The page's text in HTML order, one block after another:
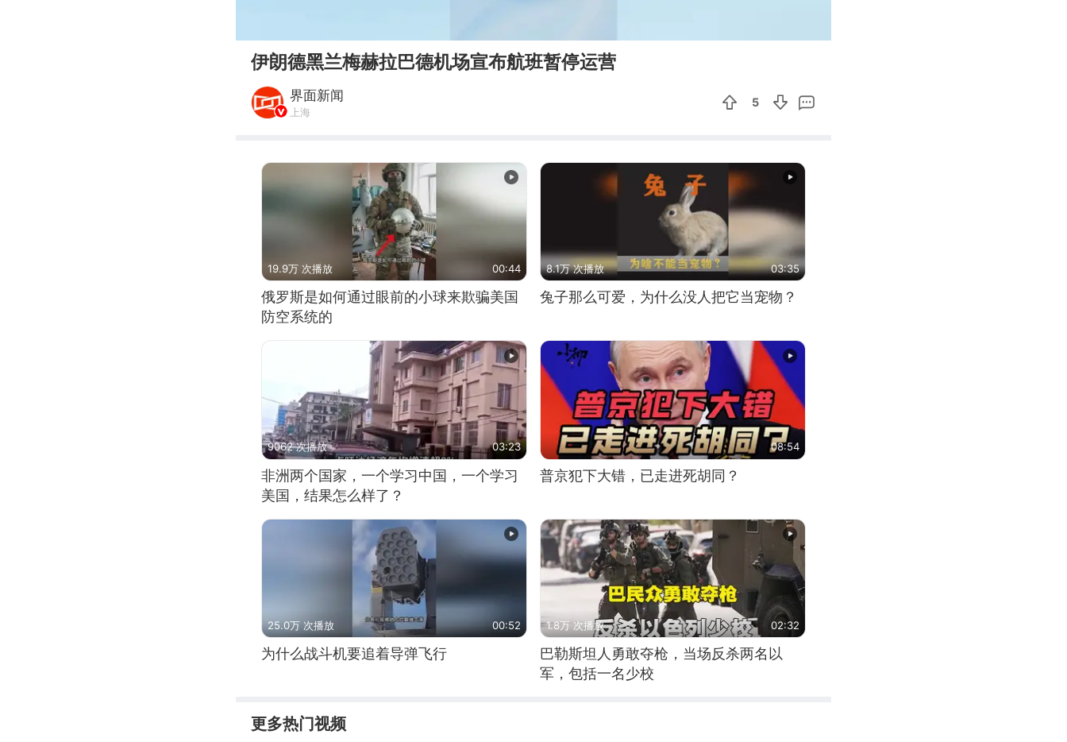
伊朗德黑兰梅赫拉巴德机场宣布航班暂停运营
界面新闻
上海
5
19.9万 次播放 00:44
俄罗斯是如何通过眼前的小球来欺骗美国
防空系统的
8.1万 次播放 03:35
兔子那么可爱，为什么没人把它当宠物？
9062 次播放 03:23
非洲两个国家，一个学习中国，一个学习
美国，结果怎么样了？
08:54
普京犯下大错，已走进死胡同？
25.0万 次播放 00:52
为什么战斗机要追着导弹飞行
1.8万 次播放 02:32
巴勒斯坦人勇敢夺枪，当场反杀两名以
军，包括一名少校
更多热门视频